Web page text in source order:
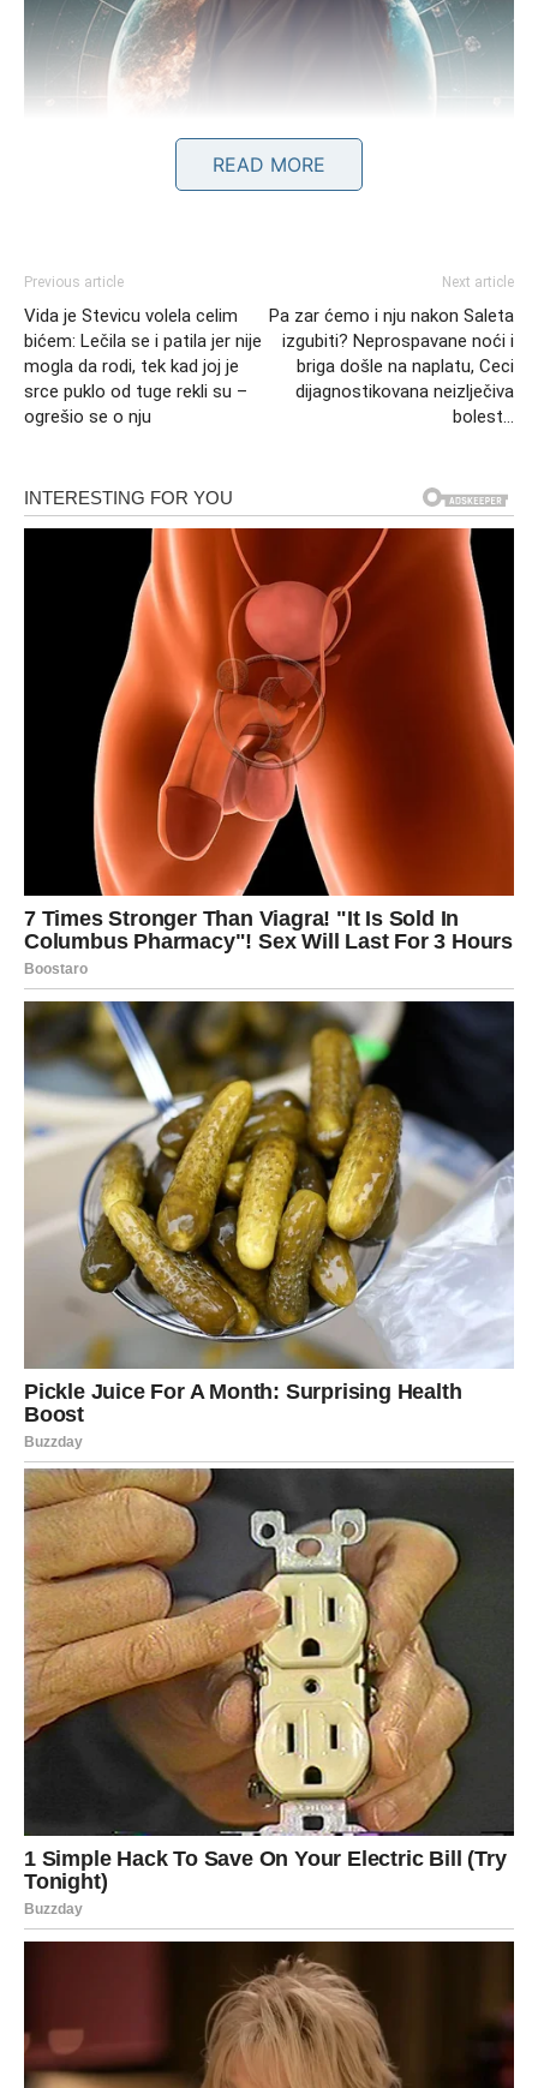
to dva znaka koja se dobro dopunjuju, budući da su
obojica zemljani znakovi. Njihova priroda je često stabilna
i pouzdana, ali njihova sličnost može postati prepreka.
Oba znaka su izuzetno tvrdoglava i istrajna, što često vodi
do konflikata. U situacijama kada se ne slažu, malo je
da se drže svojih stavova može pretvoriti male
nesporazume u ozbiljne raskole.
Uprkos ovim izazovima, Bik i Jarac mogu stvoriti
formidabilan tim kada nauče cijeniti svoje razlike. Dok Bik
unosi senzualnost i uživanje u svakodnevnom životu,
Jarac može pružiti strukturu i ambiciju. Ova kombinacija
može rezultirati izuzetno produktivnim prijateljstvom, ali
samo ako su oboje spremni na kompromise. Odnos
zasnovan na zajedničkim ciljevima i podršci može učiniti
njihovo prijateljstvo još snažnijim.
Blizanci i Bik: Različite energije
Još jedan par koji se suočava s izazovima u prijateljstvu
je Blizanci i Bik. Blizanci su poznati po svojoj živahnosti,
stalnoj potrebi za aktivnostima i istraživanjem novog, dok
Bik cijeni mir i stabilnost. Dok Blizanac planira večernji
izlazak, Bik bi radije ostao kod kuće. Ova različita
očekivanja često dovode do nesporazuma, jer Blizanci ne
mogu razumjeti Bikovu potrebu za tišinom, dok Bik
smatra da je Blizančeva energija previše haotična.
Iako se može činiti da se nikada ne mogu složiti, Blizanci i
Bik mogu naučiti mnogo jedni od drugih. Blizanci mogu
pomoći Biku da izađe iz svoje zone komfora, dok Bik
može naučiti Blizance da cene trenutke mirnoće i
opuštanja. S obzirom na to da oboje cijene lojalnost, uz
malo truda, njihovo prijateljstvo može postati izvor
obostranog rasta i podrške.
Device i Ovan: Sukobi u pristupu
Uspostavljanje prijateljstva između Device i Ovna može
biti izazovno zbog njihovih različitih pristupa životu.
Devica je analitična, voli planirati i brine se o detaljima.
Ovaj znak ne voli iznenađenja i često analizira situacije
prije nego donese odluke.S druge strane, Ovan je
impulsivan i često djeluje bez mnogo razmišljanja, što
može biti frustrirajuće za Devicu. Ovaj kontrast može
dovesti do nesporazuma u komunikaciji.
READ MORE
Previous article
Vida je Stevicu volela celim
bićem: Lečila se i patila jer nije
mogla da rodi, tek kad joj je
srce puklo od tuge rekli su –
ogrešio se o nju
Next article
Pa zar ćemo i nju nakon Saleta
izgubiti? Neprospavane noći i
briga došle na naplatu, Ceci
dijagnostikovana neizlječiva
bolest…